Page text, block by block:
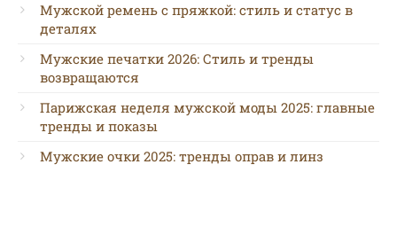
Мужской ремень с пряжкой: стиль и статус в
деталях
Мужские печатки 2026: Стиль и тренды
возвращаются
Парижская неделя мужской моды 2025: главные
тренды и показы
Мужские очки 2025: тренды оправ и линз